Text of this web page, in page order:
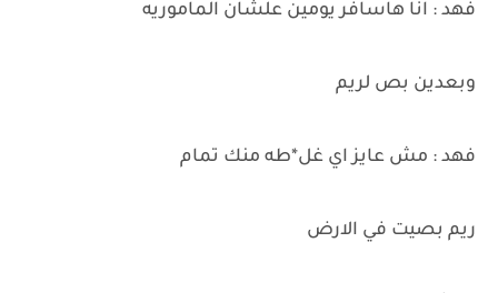
فهد : انا هاسافر يومين علشان الماموريه
وبعدين بص لريم
فهد : مش عايز اي غل*طه منك تمام
ريم بصيت في الارض